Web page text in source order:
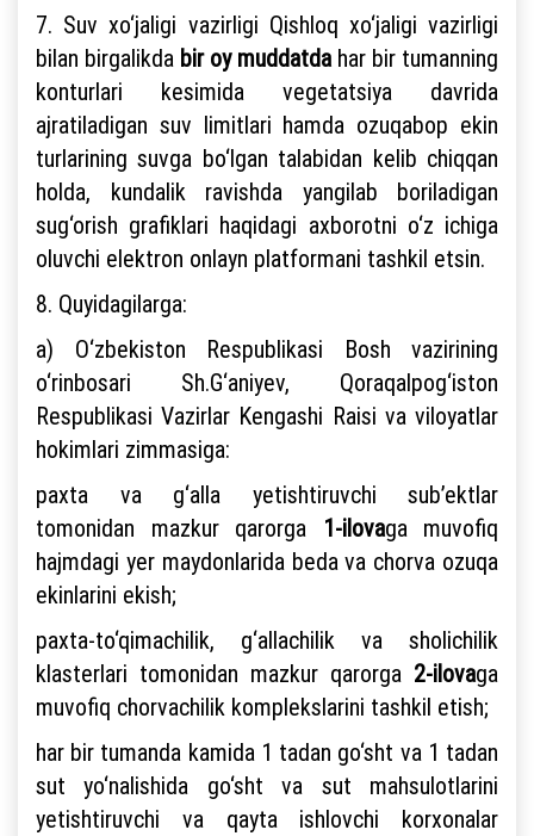
7. Suv xo‘jaligi vazirligi Qishloq xo‘jaligi vazirligi
bilan birgalikda bir oy muddatdahar bir tumanning
konturlari kesimida vegetatsiya davrida
ajratiladigan suv limitlari hamda ozuqabop ekin
turlarining suvga bo‘lgan talabidan kelib chiqqan
holda, kundalik ravishda yangilab boriladigan
sug‘orish grafiklari haqidagi axborotni o‘z ichiga
oluvchi elektron onlayn platformani tashkil etsin.
8. Quyidagilarga:
a) O‘zbekiston Respublikasi Bosh vazirining
o‘rinbosari Sh.G‘aniyev, Qoraqalpog‘iston
Respublikasi Vazirlar Kengashi Raisi va viloyatlar
hokimlari zimmasiga:
paxta va g‘alla yetishtiruvchi sub’ektlar
tomonidan mazkur qarorga 1-ilovaga muvofiq
hajmdagi yer maydonlarida beda va chorva ozuqa
ekinlarini ekish;
paxta-to‘qimachilik, g‘allachilik va sholichilik
klasterlari tomonidan mazkur qarorga 2-ilovaga
muvofiq chorvachilik komplekslarini tashkil etish;
har bir tumanda kamida 1 tadan go‘sht va 1 tadan
sut yo‘nalishida go‘sht va sut mahsulotlarini
yetishtiruvchi va qayta ishlovchi korxonalar